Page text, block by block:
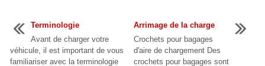
Terminologie
Avant de charger votre
véhicule, il est important de vous
familiariser avec la terminologie
Arrimage de la charge
Crochets pour bagages
d'aire de chargement Des
crochets pour bagages sont